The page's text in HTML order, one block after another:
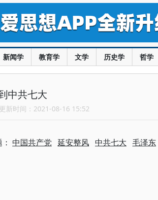
新闻学 教育学 文学 历史学 哲学
中共七大
新时间：2021-08-16 15:52
中国共产党 延安整风 中共七大 毛泽东